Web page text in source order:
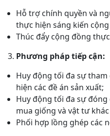
Hỗ trợ chính quyền và
thực hiện sáng kiến
Thúc đẩy cộng đồng
Phương pháp tiếp cận:
Huy động tối đa sự
hiện các đề án sản xuất;
Huy động tối đa sự
mua giống và vật tư
Phối hợp lồng ghép các